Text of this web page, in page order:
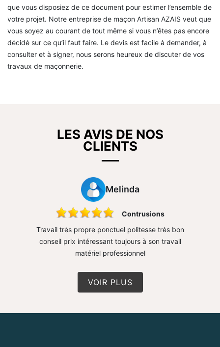
que vous disposiez de ce document pour estimer l’ensemble de
votre projet. Notre entreprise de maçon Artisan AZAIS veut que
vous soyez au courant de tout même si vous n’êtes pas encore
décidé sur ce qu’il faut faire. Le devis est facile à demander, à
consulter et à signer, nous serons heureux de discuter de vos
travaux de maçonnerie.
LES AVIS DE NOS
CLIENTS
Melinda
Contrusions
Travail très propre ponctuel politesse très bon
conseil prix intéressant toujours à son travail
matériel professionnel
VOIR PLUS